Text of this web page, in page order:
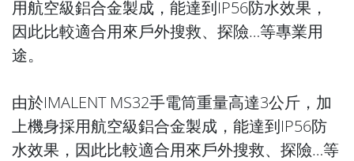
用航空級鋁合金製成，能達到IP56防水效果，
因此比較適合用來戶外搜救、探險…等專業用
途。
由於IMALENT MS32手電筒重量高達3公斤，加
上機身採用航空級鋁合金製成，能達到IP56防
水效果，因此比較適合用來戶外搜救、探險…等